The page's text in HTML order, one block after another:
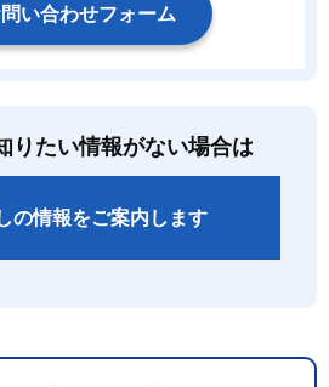
い合わせフォーム
りたい情報がない場合は
の情報をご案内します